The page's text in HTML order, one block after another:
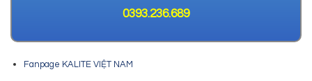
0393.236.689
Fanpage KALITE VIỆT NAM